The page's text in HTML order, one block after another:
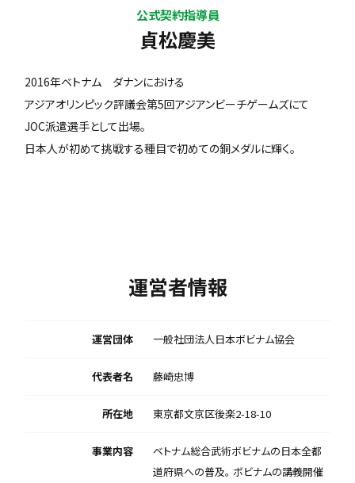
公式契約指導員
貞松慶美
2016年ベトナム ダナンにおける
アジアオリンピック評議会第5回アジアンビーチゲームズにて
JOC派遣選手として出場。
日本人が初めて挑戦する種目で初めての銅メダルに輝く。
運営者情報
運営団体 一般社団法人日本ボビナム協会
代表者名 藤崎忠博
所在地 東京都文京区後楽2-18-10
事業内容
ベトナム総合武術ボビナムの日本全都
道府県への普及。 ボビナムの講義開催